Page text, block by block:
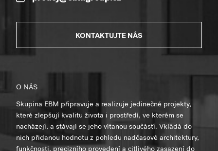
KONTAKTUJTE NÁS
O NÁS
Skupina EBM připravuje a realizuje jedinečné projekty,
které zlepšují kvalitu života i prostředí, ve kterém se
nacházejí, a stávají se jeho vítanou součástí. Vkládá do
nich přidanou hodnotu z pohledu nadčasové architektury,